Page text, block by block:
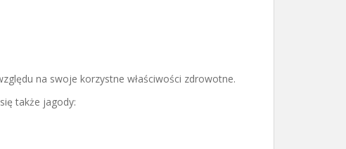
na swoje korzystne właściwości zdrowotne.
także jagody: